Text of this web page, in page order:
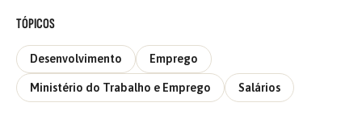
TÓPICOS
Desenvolvimento Emprego
Ministério do Trabalho e Emprego Salários